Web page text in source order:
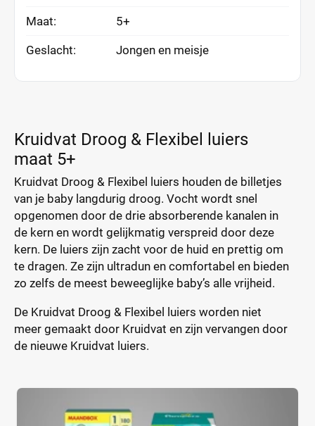
Maat: 5+
Geslacht: Jongen en meisje
Kruidvat Droog & Flexibel luiers
maat 5+
Kruidvat Droog & Flexibel luiers houden de billetjes
van je baby langdurig droog. Vocht wordt snel
opgenomen door de drie absorberende kanalen in
de kern en wordt gelijkmatig verspreid door deze
kern. De luiers zijn zacht voor de huid en prettig om
te dragen. Ze zijn ultradun en comfortabel en bieden
zo zelfs de meest beweeglijke baby’s alle vrijheid.
De Kruidvat Droog & Flexibel luiers worden niet
meer gemaakt door Kruidvat en zijn vervangen door
de nieuwe Kruidvat luiers.